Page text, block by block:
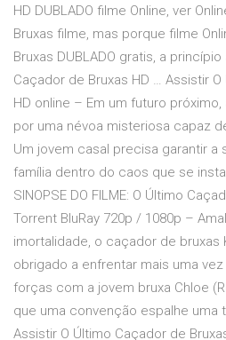
HD DUBLADO filme Online, ver
Bruxas filme, mas porque filme
Bruxas DUBLADO gratis, a
Caçador de Bruxas HD … Assistir
HD online – Em um futuro
por uma névoa misteriosa capaz
Um jovem casal precisa garantir a
família dentro do caos que se
SINOPSE DO FILME: O Último
Torrent BluRay 720p / 1080p –
imortalidade, o caçador de bruxas
obrigado a enfrentar mais uma
forças com a jovem bruxa Chloe
que uma convenção espalhe uma
Assistir O Último Caçador de